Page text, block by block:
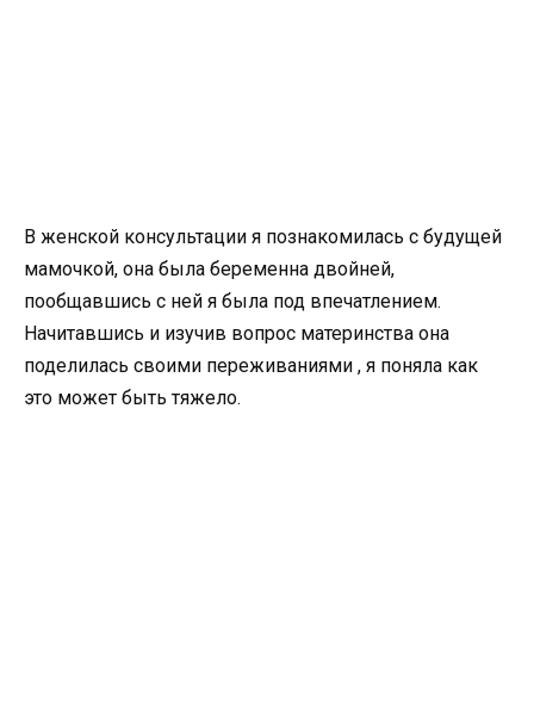
В женской консультации я познакомилась с будущей
мамочкой, она была беременна двойней,
пообщавшись с ней я была под впечатлением.
Начитавшись и изучив вопрос материнства она
поделилась своими переживаниями , я поняла как
это может быть тяжело.